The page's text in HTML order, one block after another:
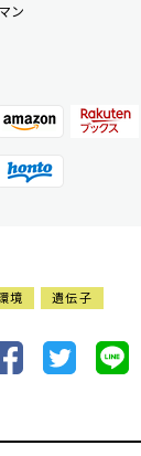
ン
境 遺伝子